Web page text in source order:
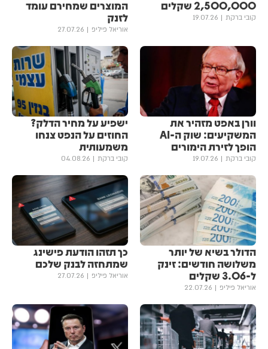
2,500,000 שקלים
קובי ברקת 19.07.26
המוצרים שמחירם עומד
לזנק
אוריאל פיליפ 27.07.26
וורן באפט מזהיר את
המשקיעים: שוק ה-AI
הופך לזירת הימורים
קובי ברקת 19.07.26
ישפיע על מחיר הדלק?
החוזים על הנפט צנחו
משמעותית
קובי ברקת 04.08.26
הדולר בשיא של יותר
משלושה חודשים: זינק
ל-3.06 שקלים
אוריאל פיליפ 22.07.26
כך תזהו הודעת פישינג
שמתחזה לבנק שלכם
אוריאל פיליפ 27.07.26